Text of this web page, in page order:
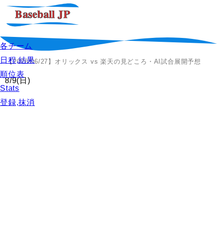
各チーム
日程,結果
順位表
Stats
登録,抹消
【2026/06/27】オリックス vs 楽天の見どころ・AI試合展開予想
8/9(日)